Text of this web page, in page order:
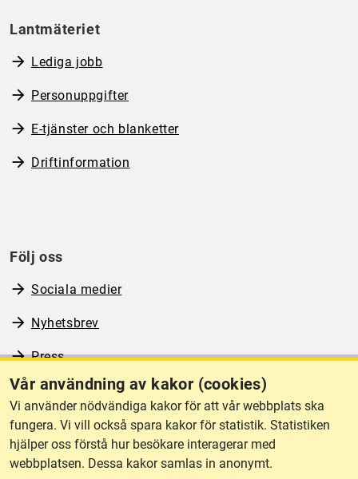
Vår användning av kakor (cookies)
Vi använder nödvändiga kakor för att vår webbplats ska
fungera. Vi vill också spara kakor för statistik. Statistiken
hjälper oss förstå hur besökare interagerar med
webbplatsen. Dessa kakor samlas in anonymt.
Lantmäteriet
Lediga jobb
Personuppgifter
E-tjänster och blanketter
Driftinformation
Följ oss
Sociala medier
Nyhetsbrev
Press
RSS
Om webbplatsen